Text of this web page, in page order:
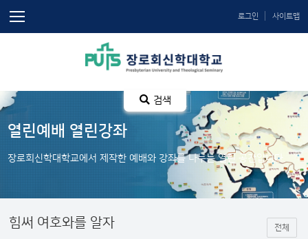
로그인 사이트맵
검색
열린예배 열린강좌
장로회신학대학교에서 제작한 예배와 강좌를 나누는 열린 공간입니다.
힘써 여호와를 알자 전체